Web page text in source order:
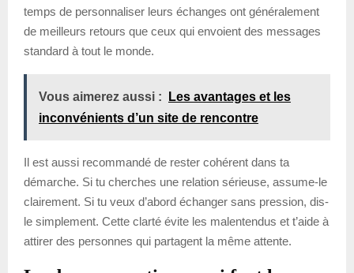
temps de personnaliser leurs échanges ont généralement
de meilleurs retours que ceux qui envoient des messages
standard à tout le monde.
Vous aimerez aussi :
Les avantages et les
inconvénients d’un site de rencontre
Il est aussi recommandé de rester cohérent dans ta
démarche. Si tu cherches une relation sérieuse, assume-le
clairement. Si tu veux d’abord échanger sans pression, dis-
le simplement. Cette clarté évite les malentendus et t’aide à
attirer des personnes qui partagent la même attente.